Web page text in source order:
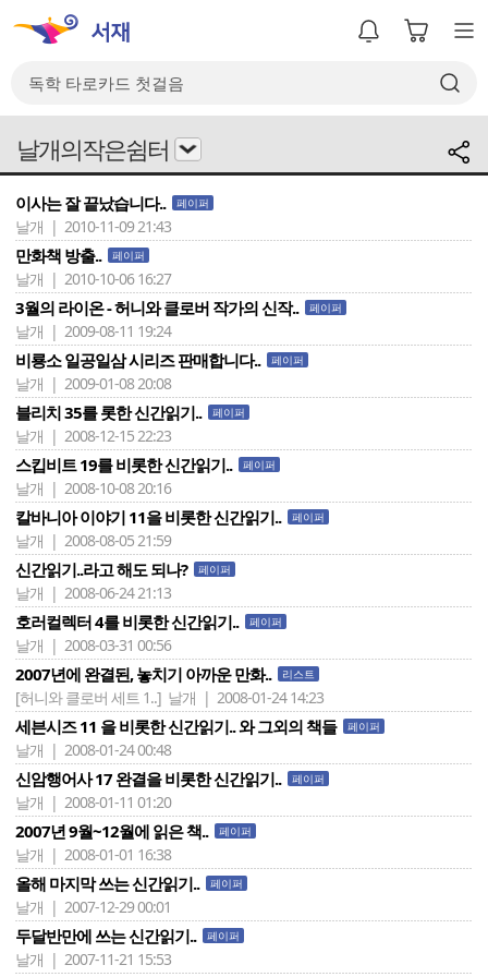
날개의작은쉼터
이사는 잘 끝났습니다.. 페이퍼
날개 | 2010-11-09 21:43
만화책 방출.. 페이퍼
날개 | 2010-10-06 16:27
3월의 라이온 - 허니와 클로버 작가의 신작.. 페이퍼
날개 | 2009-08-11 19:24
비룡소 일공일삼 시리즈 판매합니다.. 페이퍼
날개 | 2009-01-08 20:08
블리치 35를 롯한 신간읽기.. 페이퍼
날개 | 2008-12-15 22:23
스킵비트 19를 비롯한 신간읽기.. 페이퍼
날개 | 2008-10-08 20:16
칼바니아 이야기 11을 비롯한 신간읽기.. 페이퍼
날개 | 2008-08-05 21:59
신간읽기..라고 해도 되나? 페이퍼
날개 | 2008-06-24 21:13
호러컬렉터 4를 비롯한 신간읽기.. 페이퍼
날개 | 2008-03-31 00:56
2007년에 완결된, 놓치기 아까운 만화.. 리스트
[허니와 클로버 세트 1..] 날개 | 2008-01-24 14:23
세븐시즈 11 을 비롯한 신간읽기.. 와 그외의 책들 페이퍼
날개 | 2008-01-24 00:48
신암행어사 17 완결을 비롯한 신간읽기.. 페이퍼
날개 | 2008-01-11 01:20
2007년 9월~12월에 읽은 책.. 페이퍼
날개 | 2008-01-01 16:38
올해 마지막 쓰는 신간읽기.. 페이퍼
날개 | 2007-12-29 00:01
두달반만에 쓰는 신간읽기.. 페이퍼
날개 | 2007-11-21 15:53